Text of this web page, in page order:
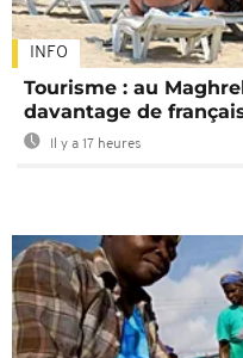
INFO
Tourisme : au
davantage de
Il y a 17 heures